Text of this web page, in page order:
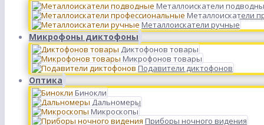
Металлоискатели
Металлоискатели
Металлоискатели ручные
Микрофоны диктофоны
Диктофонов товары
Микрофонов товары
Подавители диктофонов
Оптика
Бинокли
Дальномеры
Микроскопы
Приборы ночного видения